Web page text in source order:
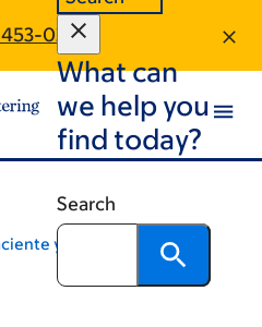
0290
What can
we help you
find today?
Search
y la comunidad